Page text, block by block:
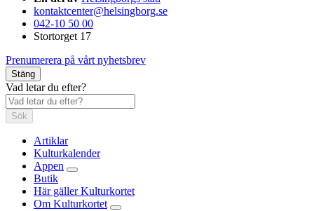
kontaktcenter@helsingborg.se
042-10 50 00
Stortorget 17
Prenumerera på vårt nyhetsbrev
Stäng
Vad letar du efter?
Sök
Artiklar
Kulturkalender
Appen
Butik
Här gäller Kulturkortet
Om Kulturkortet